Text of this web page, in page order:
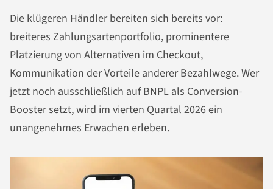
Die klügeren Händler bereiten sich bereits vor:
breiteres Zahlungsartenportfolio, prominentere
Platzierung von Alternativen im Checkout,
Kommunikation der Vorteile anderer Bezahlwege. Wer
jetzt noch ausschließlich auf BNPL als Conversion-
Booster setzt, wird im vierten Quartal 2026 ein
unangenehmes Erwachen erleben.